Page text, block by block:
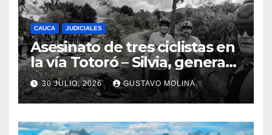
CAUCA JUDICIALES
Asesinato de tres ciclistas en
la vía Totoró – Silvia, genera
consternación en el Cauca
30 JULIO, 2026 GUSTAVO MOLINA